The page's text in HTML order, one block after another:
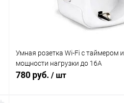
Умная розетка Wi-Fi с таймером
мощности нагрузки до 16А
780 руб. / шт